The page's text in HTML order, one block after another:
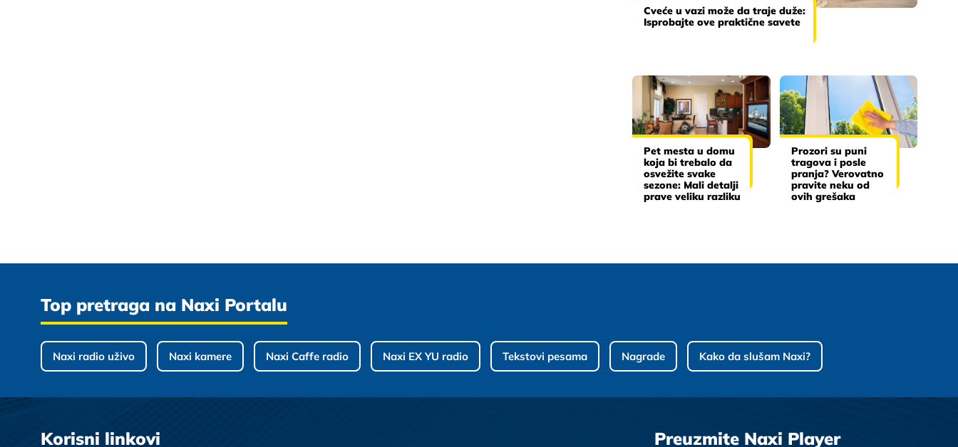
Cveće u vazi može da traje duže:
Isprobajte ove praktične savete
Pet mesta u domu
koja bi trebalo da
osvežite svake
sezone: Mali detalji
prave veliku razliku
Prozori su puni
tragova i posle
pranja? Verovatno
pravite neku od
ovih grešaka
Top pretraga na Naxi Portalu
Naxi radio uživo Naxi kamere Naxi Caffe radio Naxi EX YU radio Tekstovi pesama Nagrade Kako da slušam Naxi?
Korisni linkovi Preuzmite Naxi Player